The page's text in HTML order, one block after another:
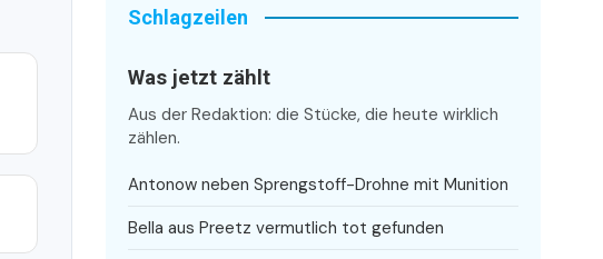
Schlagzeilen
Was jetzt zählt
Aus der Redaktion: die Stücke, die heute wirklich
zählen.
Antonow neben Sprengstoff-Drohne mit Munition
Bella aus Preetz vermutlich tot gefunden